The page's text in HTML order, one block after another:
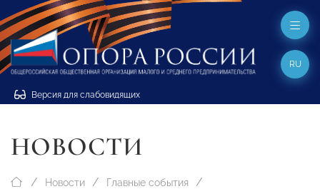
Версия для слабовидящих
RU
НОВОСТИ
Новости Главные события